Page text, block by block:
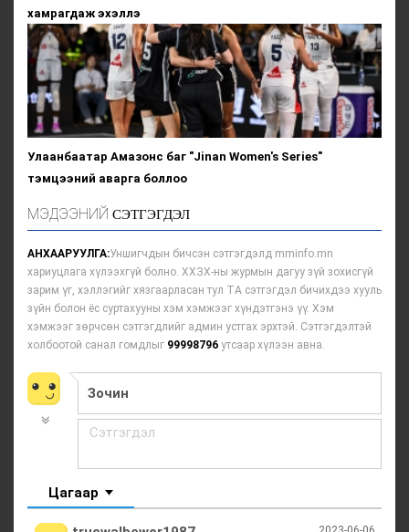
хамрагдаж эхэллэ
Улаанбаатар Амазонс баг "Jinan Women's Series"
тэмцээний аварга боллоо
МЭДЭЭНИЙ СЭТГЭГДЭЛ
АНХААРУУЛГА:Уншигчдын бичсэн сэтгэгдэлд mminfo.mn
хариуцлага хүлээхгүй болно. ХХЗХ-ны журмын дагуу зүй зохисгүй
зарим үг, хэллэгийг хязгаарласан тул ТА сэтгэгдэл бичихдээ хууль
зүйн болон ёс суртахууны хэм хэмжээг хүндэтгэнэ үү. Хэм
хэмжээг зөрчсөн сэтгэгдлийг админ устгах эрхтэй. Сэтгэгдэлтэй
холбоотой санал гомдлыг 99998796 утсаар хүлээн авна.
Цагаар